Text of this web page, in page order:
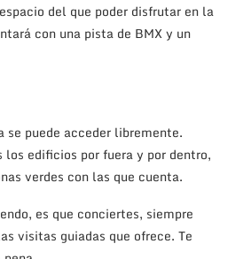
del que poder disfrutar en la
con una pista de BMX y un
puede acceder libremente.
los edificios por fuera y por dentro,
verdes con las que cuenta.
es que conciertes, siempre
visitas guiadas que ofrece. Te